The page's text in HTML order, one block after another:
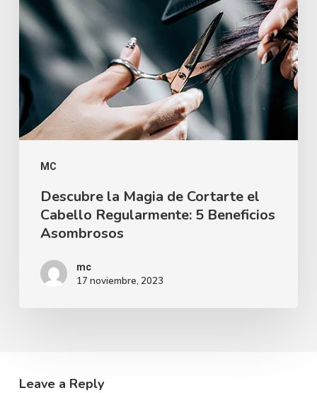
MC
Descubre la Magia de Cortarte el
Cabello Regularmente: 5 Beneficios
Asombrosos
mc
17 noviembre, 2023
Leave a Reply